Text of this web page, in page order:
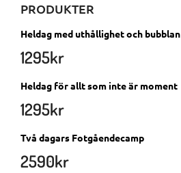
PRODUKTER
Heldag med uthållighet och bubblan
1295kr
Heldag för allt som inte är moment
1295kr
Två dagars Fotgåendecamp
2590kr